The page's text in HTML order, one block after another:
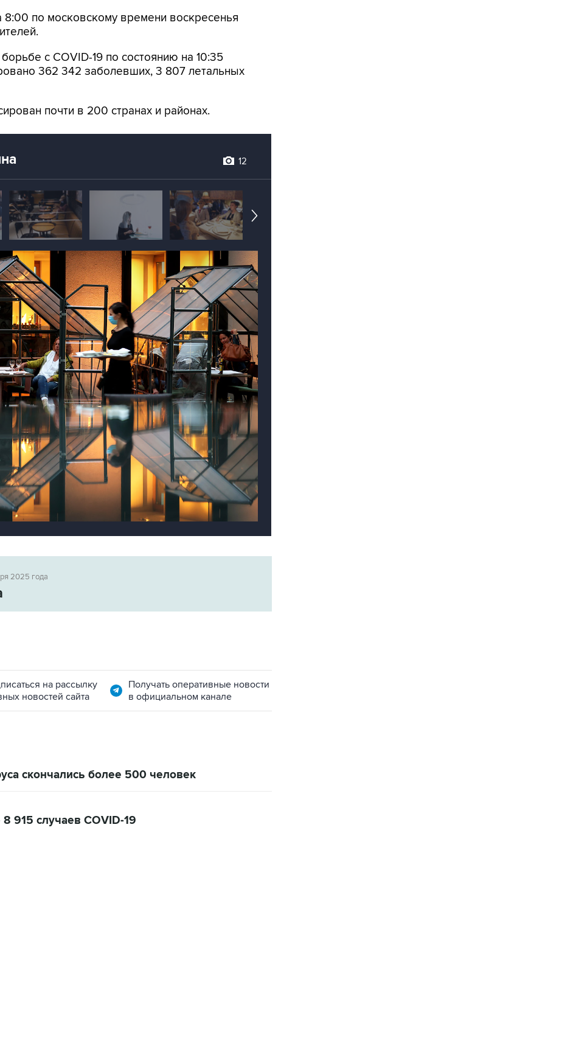
8:00 по московскому времени воскресенья
с COVID-19 по состоянию на 10:35
362 342 заболевших, 3 807 летальных
почти в 200 странах и районах.
12
2025 года
на рассылку
новостей сайта
Получать оперативные новости
в официальном канале
скончались более 500 человек
915 случаев COVID-19